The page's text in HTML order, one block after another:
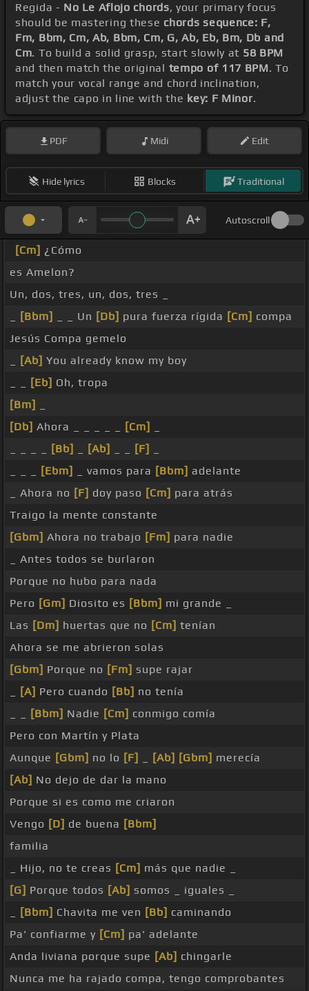
Regida - No Le Aflojo chords, your primary focus
should be mastering these chords sequence: F,
Fm, Bbm, Cm, Ab, Bbm, Cm, G, Ab, Eb, Bm, Db and
Cm. To build a solid grasp, start slowly at 58 BPM
and then match the original tempo of 117 BPM. To
match your vocal range and chord inclination,
adjust the capo in line with the key: F Minor.
PDF Midi Edit
Hide lyrics Blocks Traditional
Autoscroll
[Cm] ¿Cómo
es Amelon?
Un, dos, tres, un, dos, tres _
[Bbm] _ _ Un [Db] pura fuerza rígida [Cm] compa
Jesús Compa gemelo
[Ab] You already know my boy
[Eb] Oh, tropa
[Bm]
[Db] Ahora _ _ _ _ _ [Cm]
[Bb] [Ab] [F]
[Ebm] _ vamos para [Bbm] adelante
_ Ahora no [F] doy paso [Cm] para atrás
Traigo la mente constante
[Gbm] Ahora no trabajo [Fm] para nadie
_ Antes todos se burlaron
Porque no hubo para nada
Pero [Gm] Diosito es [Bbm] mi grande _
Las [Dm] huertas que no [Cm] tenían
Ahora se me abrieron solas
[Gbm] Porque no [Fm] supe rajar
[A] Pero cuando [Bb] no tenía
[Bbm] Nadie [Cm] conmigo comía
Pero con Martín y Plata
Aunque [Gbm] no lo [F] [Ab] [Gbm] merecía
[Ab] No dejo de dar la mano
Porque si es como me criaron
Vengo [D] de buena [Bbm]
familia
_ Hijo, no te creas [Cm] más que nadie _
[G] Porque todos [Ab] somos _ iguales _
[Bbm] Chavita me ven [Bb] caminando
Pa' confiarme y [Cm] pa' adelante
Anda liviana porque supe [Ab] chingarle
Nunca me ha rajado compa, tengo comprobantes